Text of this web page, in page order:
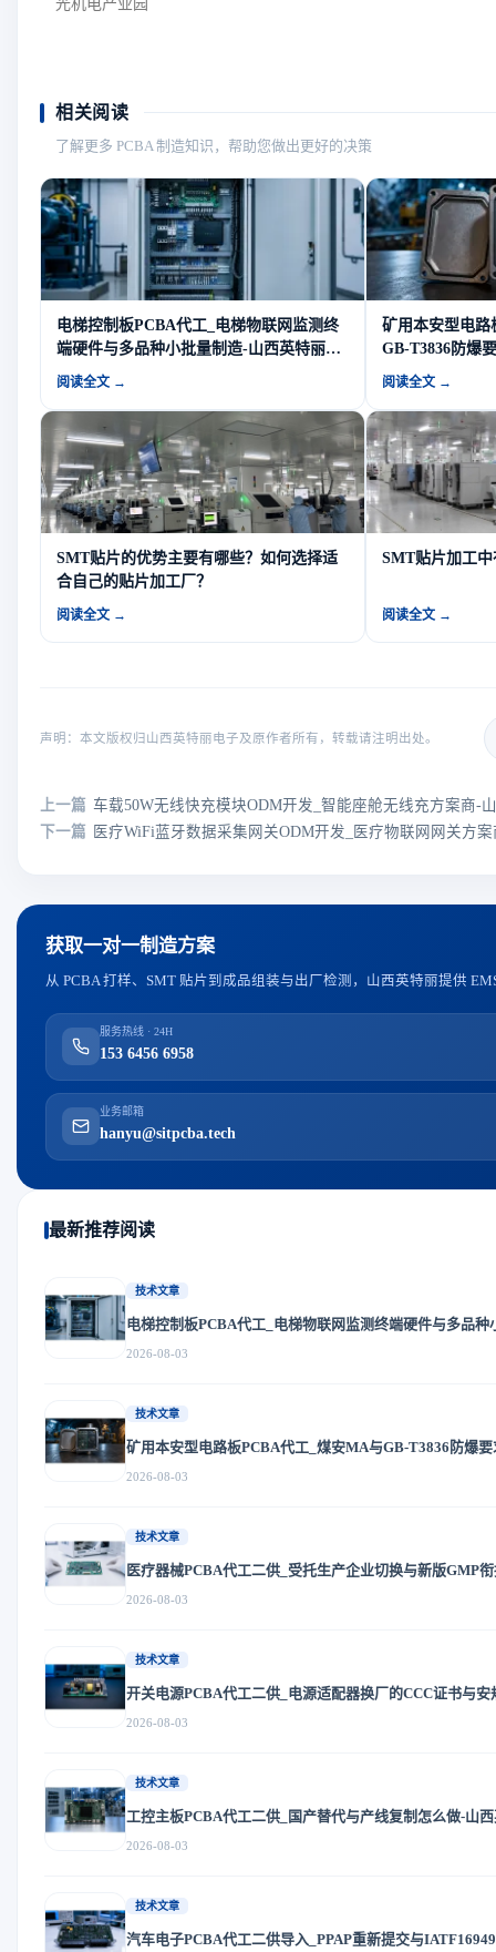
相关阅读
了解更多 PCBA 制造知识，帮助您做出更好的决策
电梯控制板PCBA代工_电梯物联网监测终
端硬件与多品种小批量制造-山西英特丽电
子
阅读全文 →
矿用本安型电路
GB-T3836防爆
阅读全文 →
SMT贴片的优势主要有哪些？如何选择适
合自己的贴片加工厂？
阅读全文 →
SMT贴片加工
阅读全文 →
声明：本文版权归山西英特丽电子及原作者所有，转载请注明出处。
上一篇 车载50W无线快充模块ODM开发_智能座舱无线充方案商-
下一篇
医疗WiFi蓝牙数据采集网关ODM开发_医疗物联网网关方
获取一对一制造方案
从 PCBA 打样、SMT 贴片到成品组装与出厂检测，山西英特丽提供
服务热线 · 24H
153 6456 6958
业务邮箱
hanyu@sitpcba.tech
最新推荐阅读
技术文章
电梯控制板PCBA代工_电梯物联网监测终端硬件与多品
2026-08-03
技术文章
矿用本安型电路板PCBA代工_煤安MA与GB-T3836防爆
2026-08-03
技术文章
医疗器械PCBA代工二供_受托生产企业切换与新版GMP
2026-08-03
技术文章
开关电源PCBA代工二供_电源适配器换厂的CCC证书与
2026-08-03
技术文章
工控主板PCBA代工二供_国产替代与产线复制怎么做-山
2026-08-03
技术文章
汽车电子PCBA代工二供导入_PPAP重新提交与